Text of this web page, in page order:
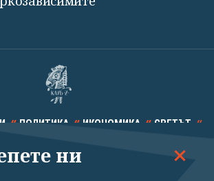
ПОЛИТИКА ИКОНОМИКА СВЕТЪТ
ТЕХНОЛОГИИ КАЛЕЙДОСКОП
ни